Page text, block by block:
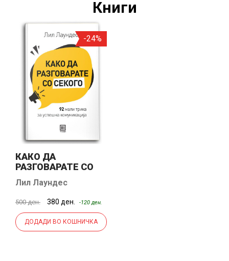
Книги
-24%
КАКО ДА
РАЗГОВАРАТЕ СО
СЕКОГО
Лил Лаундес
500 ден. 380 ден. -120 ден.
ДОДАДИ ВО КОШНИЧКА